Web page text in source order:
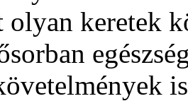
olyan keretek